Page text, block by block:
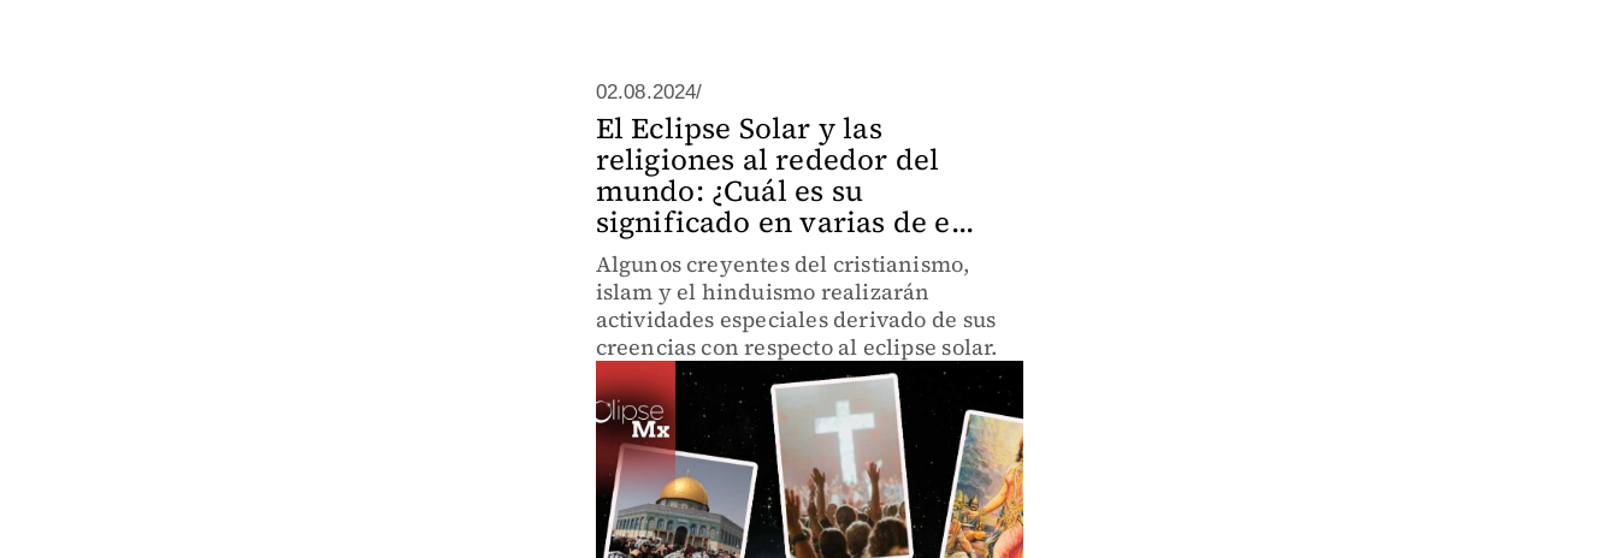
02.08.2024/
El Eclipse Solar y las
religiones al rededor del
mundo: ¿Cuál es su
significado en varias de e...
Algunos creyentes del cristianismo,
islam y el hinduismo realizarán
actividades especiales derivado de sus
creencias con respecto al eclipse solar.